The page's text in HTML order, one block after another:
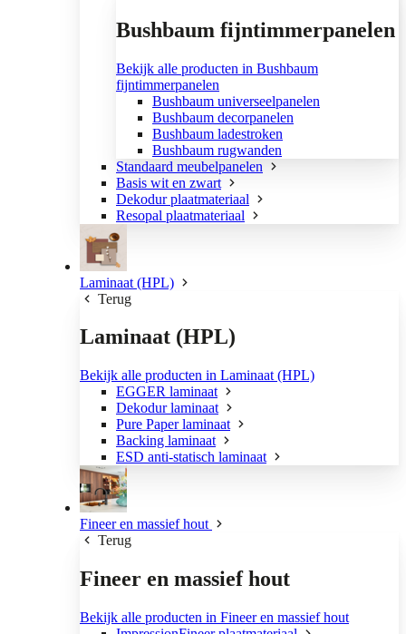
Bushbaum fijntimmerpanelen
Bekijk alle producten in Bushbaum
fijntimmerpanelen
Bushbaum universeelpanelen
Bushbaum decorpanelen
Bushbaum ladestroken
Bushbaum rugwanden
Standaard meubelpanelen
Basis wit en zwart
Dekodur plaatmateriaal
Resopal plaatmateriaal
Laminaat (HPL)
Terug
Laminaat (HPL)
Bekijk alle producten in Laminaat (HPL)
EGGER laminaat
Dekodur laminaat
Pure Paper laminaat
Backing laminaat
ESD anti-statisch laminaat
Fineer en massief hout
Terug
Fineer en massief hout
Bekijk alle producten in Fineer en massief hout